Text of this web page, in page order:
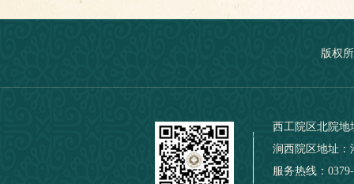
版权
西工院区北院地
涧西院区地址：
服务热线：